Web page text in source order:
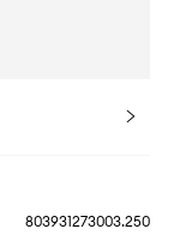
803931273003.250